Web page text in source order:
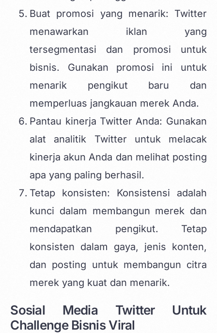
Buat promosi yang menarik: Twitter
menawarkan iklan yang
tersegmentasi dan promosi untuk
bisnis. Gunakan promosi ini untuk
menarik pengikut baru dan
memperluas jangkauan merek Anda.
Pantau kinerja Twitter Anda: Gunakan
alat analitik Twitter untuk melacak
kinerja akun Anda dan melihat posting
apa yang paling berhasil.
Tetap konsisten: Konsistensi adalah
kunci dalam membangun merek dan
mendapatkan pengikut. Tetap
konsisten dalam gaya, jenis konten,
dan posting untuk membangun citra
merek yang kuat dan menarik.
Sosial Media Twitter Untuk
Challenge Bisnis Viral